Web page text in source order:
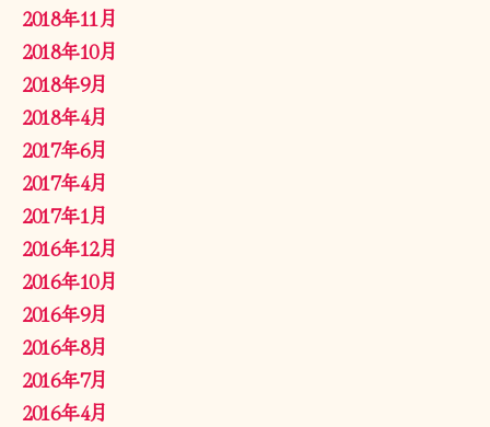
2018年11月
2018年10月
2018年9月
2018年4月
2017年6月
2017年4月
2017年1月
2016年12月
2016年10月
2016年9月
2016年8月
2016年7月
2016年4月